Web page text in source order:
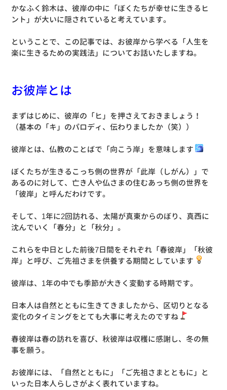
かなふく鈴木は、彼岸の中に「ぼくたちが幸せに生きるヒ
ント」が大いに隠されていると考えています。
ということで、この記事では、お彼岸から学べる「人生を
楽に生きるための実践法」についてお話いたしますね。
お彼岸とは
まずはじめに、彼岸の「ヒ」を押さえておきましょう！
（基本の「キ」のパロディ、伝わりましたか（笑））
彼岸とは、仏教のことばで「向こう岸」を意味します
ぼくたちが生きるこっち側の世界が「此岸（しがん）」で
あるのに対して、亡き人や仏さまの住むあっち側の世界を
「彼岸」と呼んだわけです。
そして、1年に2回訪れる、太陽が真東からのぼり、真西に
沈んでいく「春分」と「秋分」。
これらを中日とした前後7日間をそれぞれ「春彼岸」「秋彼
岸」と呼び、ご先祖さまを供養する期間としています
彼岸は、1年の中でも季節が大きく変動する時期です。
日本人は自然とともに生きてきましたから、区切りとなる
変化のタイミングをとても大事に考えたのですね
春彼岸は春の訪れを喜び、秋彼岸は収穫に感謝し、冬の無
事を願う。
お彼岸には、「自然とともに」「ご先祖さまとともに」と
いった日本人らしさがよく表れていますね。